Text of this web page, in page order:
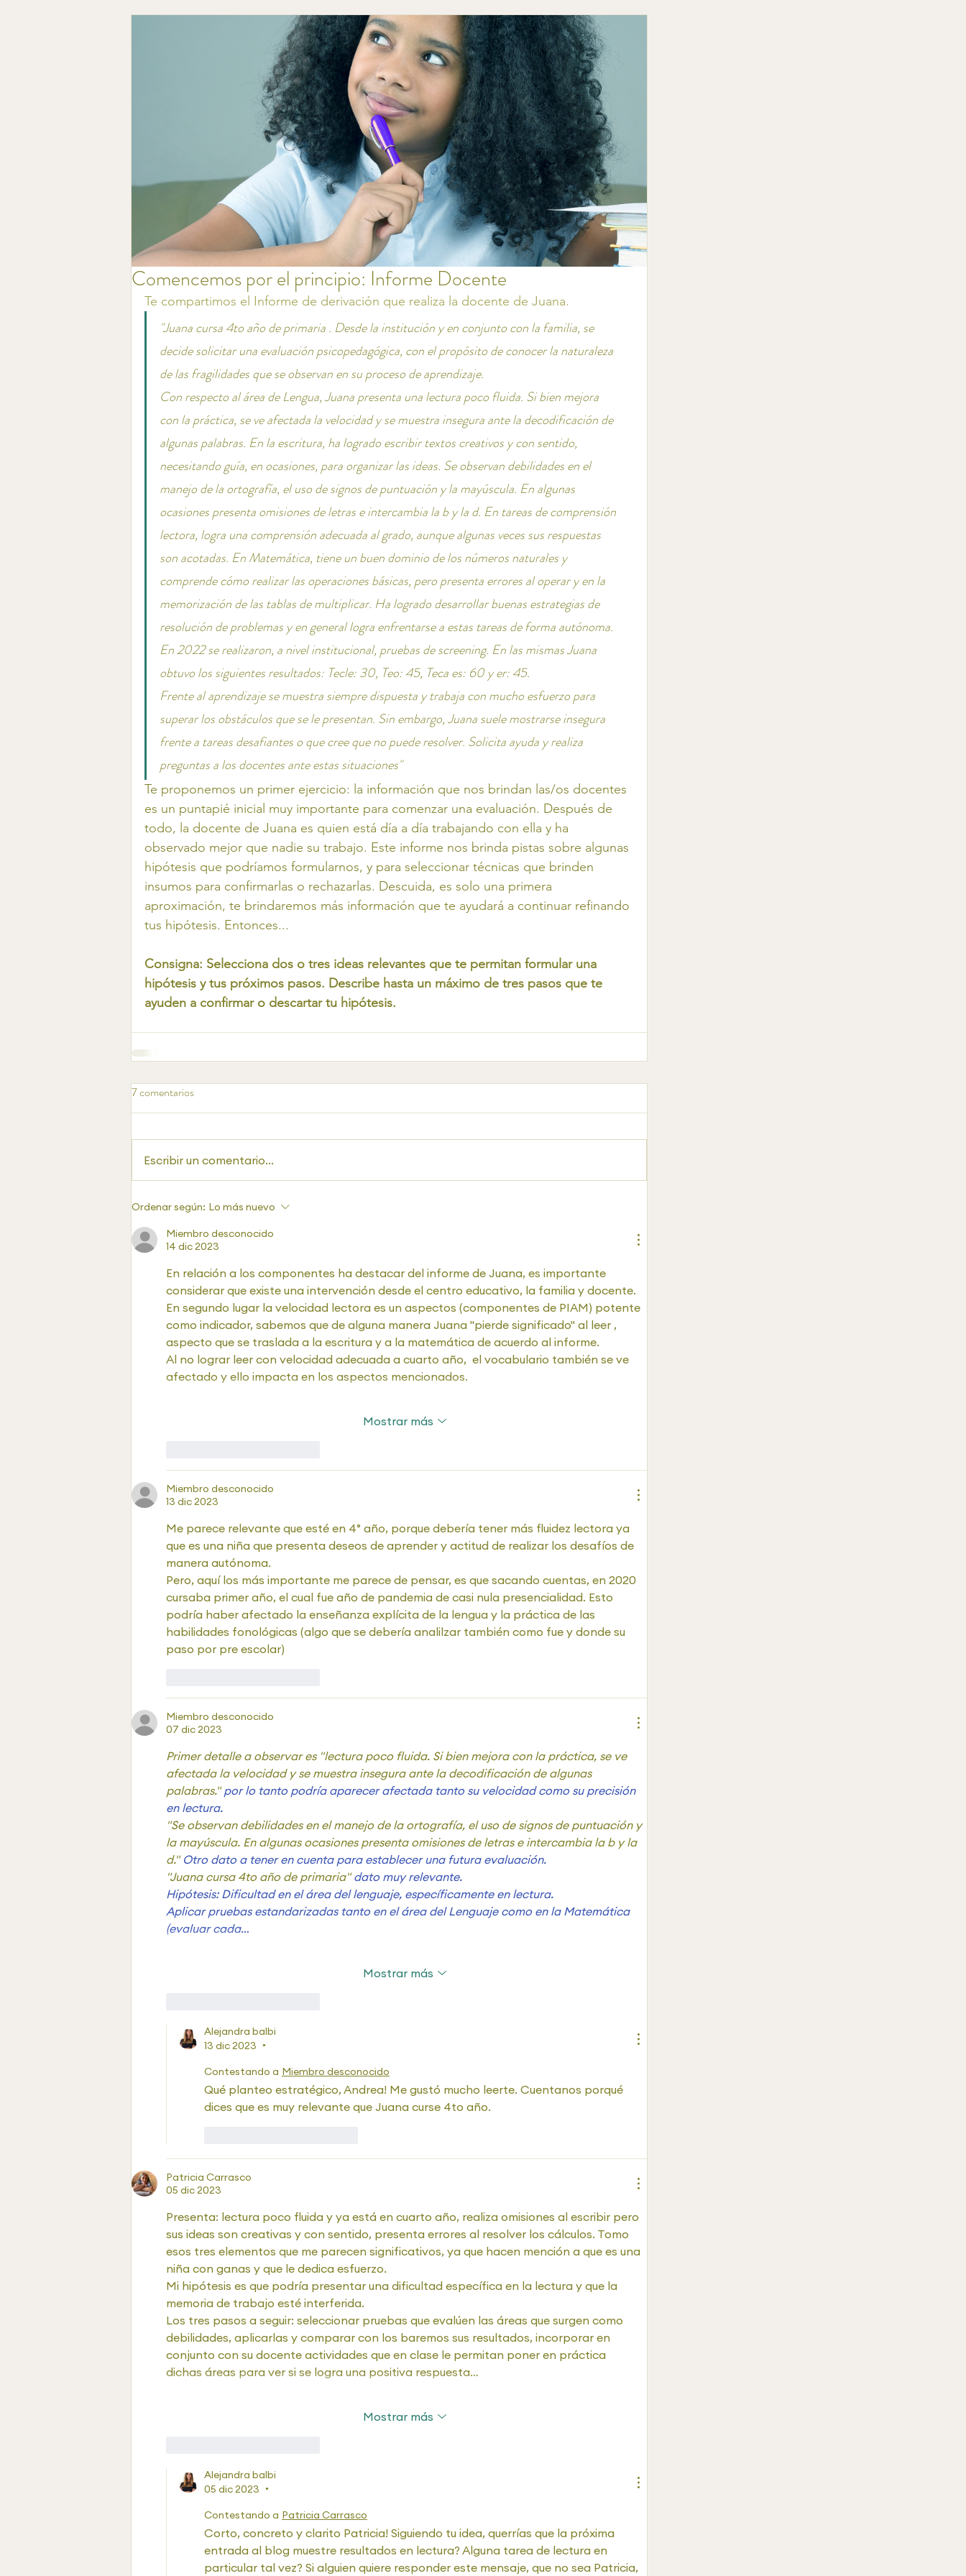
Comencemos por el principio: Informe Docente
Te compartimos el Informe de derivación que realiza la docente de Juana.
"Juana cursa 4to año de primaria . Desde la institución y en conjunto con la familia, se
decide solicitar una evaluación psicopedagógica, con el propósito de conocer la naturaleza
de las fragilidades que se observan en su proceso de aprendizaje.
Con respecto al área de Lengua, Juana presenta una lectura poco fluida. Si bien mejora
con la práctica, se ve afectada la velocidad y se muestra insegura ante la decodificación de
algunas palabras. En la escritura, ha logrado escribir textos creativos y con sentido,
necesitando guía, en ocasiones, para organizar las ideas. Se observan debilidades en el
manejo de la ortografía, el uso de signos de puntuación y la mayúscula. En algunas
ocasiones presenta omisiones de letras e intercambia la b y la d. En tareas de comprensión
lectora, logra una comprensión adecuada al grado, aunque algunas veces sus respuestas
son acotadas. En Matemática, tiene un buen dominio de los números naturales y
comprende cómo realizar las operaciones básicas, pero presenta errores al operar y en la
memorización de las tablas de multiplicar. Ha logrado desarrollar buenas estrategias de
resolución de problemas y en general logra enfrentarse a estas tareas de forma autónoma.
En 2022 se realizaron, a nivel institucional, pruebas de screening. En las mismas Juana
obtuvo los siguientes resultados: Tecle: 30, Teo: 45, Teca es: 60 y er: 45.
Frente al aprendizaje se muestra siempre dispuesta y trabaja con mucho esfuerzo para
superar los obstáculos que se le presentan. Sin embargo, Juana suele mostrarse insegura
frente a tareas desafiantes o que cree que no puede resolver. Solicita ayuda y realiza
preguntas a los docentes ante estas situaciones"
Te proponemos un primer ejercicio: la información que nos brindan las/os docentes
es un puntapié inicial muy importante para comenzar una evaluación. Después de
todo, la docente de Juana es quien está día a día trabajando con ella y ha
observado mejor que nadie su trabajo. Este informe nos brinda pistas sobre algunas
hipótesis que podríamos formularnos, y para seleccionar técnicas que brinden
insumos para confirmarlas o rechazarlas. Descuida, es solo una primera
aproximación, te brindaremos más información que te ayudará a continuar refinando
tus hipótesis. Entonces...
Consigna: Selecciona dos o tres ideas relevantes que te permitan formular una
hipótesis y tus próximos pasos. Describe hasta un máximo de tres pasos que te
ayuden a confirmar o descartar tu hipótesis.
7 comentarios
Escribir un comentario...
Ordenar según: Lo más nuevo
Miembro desconocido
14 dic 2023
En relación a los componentes ha destacar del informe de Juana, es importante
considerar que existe una intervención desde el centro educativo, la familia y docente.
En segundo lugar la velocidad lectora es un aspectos (componentes de PIAM) potente
como indicador, sabemos que de alguna manera Juana "pierde significado" al leer ,
aspecto que se traslada a la escritura y a la matemática de acuerdo al informe.
Al no lograr leer con velocidad adecuada a cuarto año,  el vocabulario también se ve
afectado y ello impacta en los aspectos mencionados.
Mostrar más
Miembro desconocido
13 dic 2023
Me parece relevante que esté en 4° año, porque debería tener más fluidez lectora ya
que es una niña que presenta deseos de aprender y actitud de realizar los desafíos de
manera autónoma.
Pero, aquí los más importante me parece de pensar, es que sacando cuentas, en 2020
cursaba primer año, el cual fue año de pandemia de casi nula presencialidad. Esto
podría haber afectado la enseñanza explícita de la lengua y la práctica de las
habilidades fonológicas (algo que se debería analilzar también como fue y donde su
paso por pre escolar)
Miembro desconocido
07 dic 2023
Primer detalle a observar es "lectura poco fluida. Si bien mejora con la práctica, se ve
afectada la velocidad y se muestra insegura ante la decodificación de algunas
palabras." por lo tanto podría aparecer afectada tanto su velocidad como su precisión
en lectura.
"Se observan debilidades en el manejo de la ortografía, el uso de signos de puntuación y
la mayúscula. En algunas ocasiones presenta omisiones de letras e intercambia la b y la
d." Otro dato a tener en cuenta para establecer una futura evaluación.
"Juana cursa 4to año de primaria" dato muy relevante.
Hipótesis: Dificultad en el área del lenguaje, específicamente en lectura.
Aplicar pruebas estandarizadas tanto en el área del Lenguaje como en la Matemática
(evaluar cada…
Mostrar más
Alejandra balbi
13 dic 2023
•
Contestando a Miembro desconocido
Qué planteo estratégico, Andrea! Me gustó mucho leerte. Cuentanos porqué
dices que es muy relevante que Juana curse 4to año.
Patricia Carrasco
05 dic 2023
Presenta: lectura poco fluida y ya está en cuarto año, realiza omisiones al escribir pero
sus ideas son creativas y con sentido, presenta errores al resolver los cálculos. Tomo
esos tres elementos que me parecen significativos, ya que hacen mención a que es una
niña con ganas y que le dedica esfuerzo.
Mi hipótesis es que podría presentar una dificultad específica en la lectura y que la
memoria de trabajo esté interferida.
Los tres pasos a seguir: seleccionar pruebas que evalúen las áreas que surgen como
debilidades, aplicarlas y comparar con los baremos sus resultados, incorporar en
conjunto con su docente actividades que en clase le permitan poner en práctica
dichas áreas para ver si se logra una positiva respuesta…
Mostrar más
Alejandra balbi
05 dic 2023
•
Contestando a Patricia Carrasco
Corto, concreto y clarito Patricia! Siguiendo tu idea, querrías que la próxima
entrada al blog muestre resultados en lectura? Alguna tarea de lectura en
particular tal vez? Si alguien quiere responder este mensaje, que no sea Patricia,